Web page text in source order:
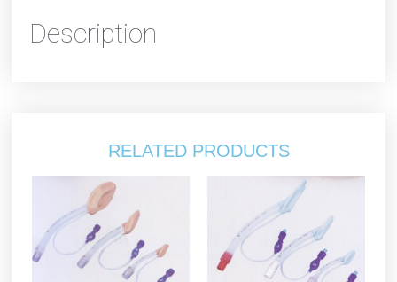
Description
RELATED PRODUCTS